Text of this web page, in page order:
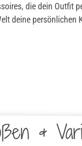
die dein Outfit
deine persönlichen
&